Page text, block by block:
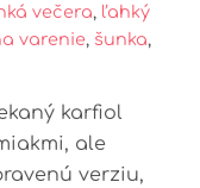
večera, ľahký
varenie, šunka,
karfiol
ale
verziu,